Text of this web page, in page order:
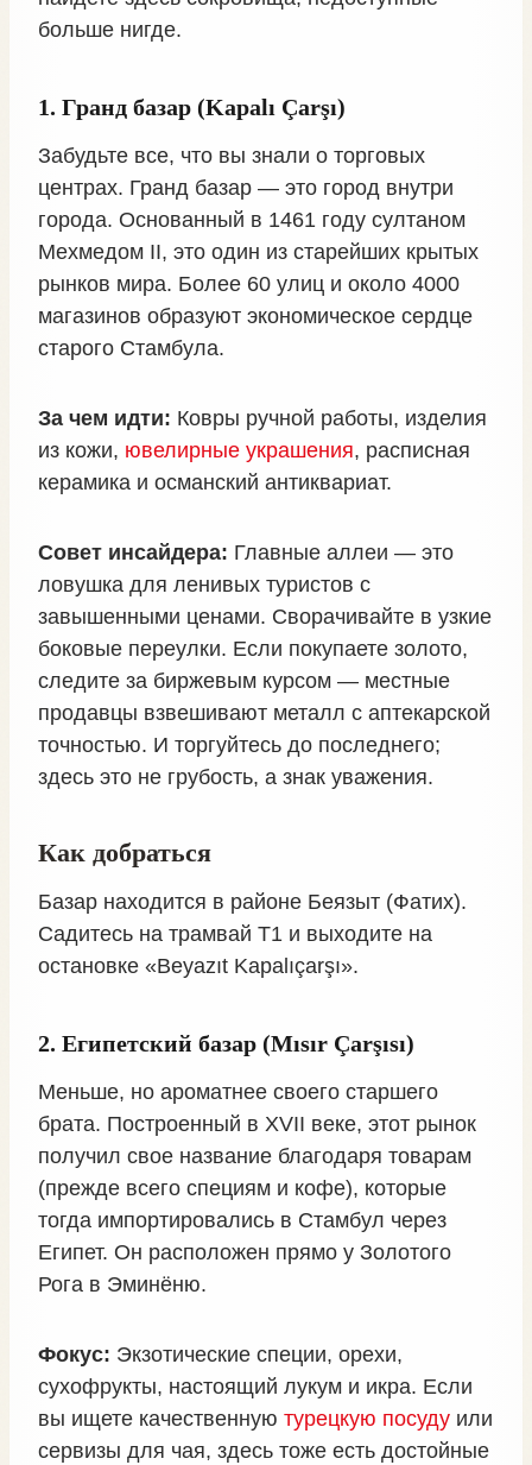
больше нигде.
1. Гранд базар (Kapalı Çarşı)
Забудьте все, что вы знали о торговых
центрах. Гранд базар — это город внутри
города. Основанный в 1461 году султаном
Мехмедом II, это один из старейших крытых
рынков мира. Более 60 улиц и около 4000
магазинов образуют экономическое сердце
старого Стамбула.
За чем идти: Ковры ручной работы, изделия
из кожи, ювелирные украшения, расписная
керамика и османский антиквариат.
Совет инсайдера: Главные аллеи — это
ловушка для ленивых туристов с
завышенными ценами. Сворачивайте в узкие
боковые переулки. Если покупаете золото,
следите за биржевым курсом — местные
продавцы взвешивают металл с аптекарской
точностью. И торгуйтесь до последнего;
здесь это не грубость, а знак уважения.
Как добраться
Базар находится в районе Беязыт (Фатих).
Садитесь на трамвай T1 и выходите на
остановке «Beyazıt Kapalıçarşı».
2. Египетский базар (Mısır Çarşısı)
Меньше, но ароматнее своего старшего
брата. Построенный в XVII веке, этот рынок
получил свое название благодаря товарам
(прежде всего специям и кофе), которые
тогда импортировались в Стамбул через
Египет. Он расположен прямо у Золотого
Рога в Эминёню.
Фокус: Экзотические специи, орехи,
сухофрукты, настоящий лукум и икра. Если
вы ищете качественную турецкую посуду или
сервизы для чая, здесь тоже есть достойные